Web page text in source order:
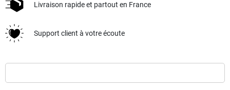
Livraison rapide et partout en France
Support client à votre écoute